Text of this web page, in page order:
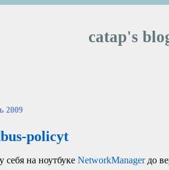
catap's
2009
policyt
себя на ноутбукеNetworkManagerдо